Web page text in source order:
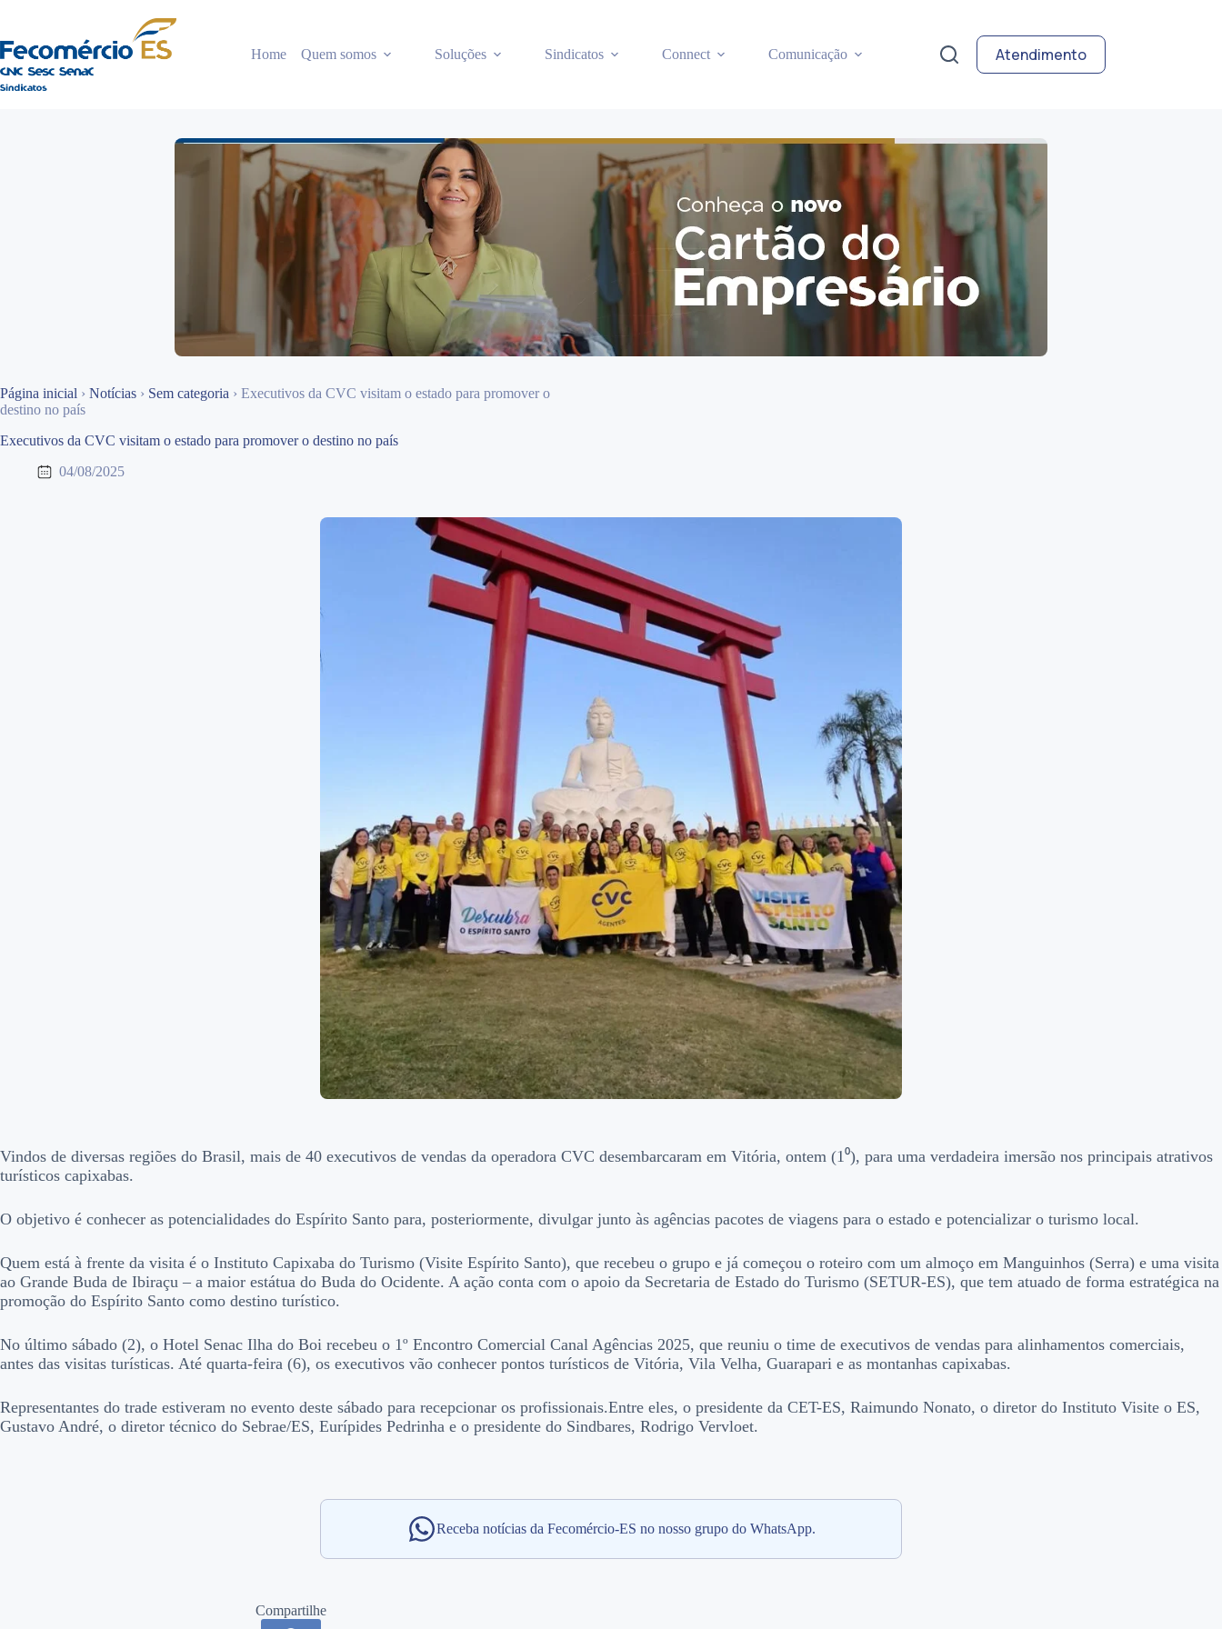
o
conteúdo
Home Quem somos Soluções Sindicatos Connect Comunicação Atendimento
Página inicial › Notícias › Sem categoria › Executivos da CVC visitam o estado para promover o
destino no país
Executivos da CVC visitam o estado para promover o destino no país
04/08/2025
Vindos de diversas regiões do Brasil, mais de 40 executivos de vendas da operadora CVC desembarcaram em Vitória, ontem (1⁰), para uma verdadeira imersão nos principais atrativos
turísticos capixabas.
O objetivo é conhecer as potencialidades do Espírito Santo para, posteriormente, divulgar junto às agências pacotes de viagens para o estado e potencializar o turismo local.
Quem está à frente da visita é o Instituto Capixaba do Turismo (Visite Espírito Santo), que recebeu o grupo e já começou o roteiro com um almoço em Manguinhos (Serra) e uma visita
ao Grande Buda de Ibiraçu – a maior estátua do Buda do Ocidente. A ação conta com o apoio da Secretaria de Estado do Turismo (SETUR-ES), que tem atuado de forma estratégica na
promoção do Espírito Santo como destino turístico.
No último sábado (2), o Hotel Senac Ilha do Boi recebeu o 1º Encontro Comercial Canal Agências 2025, que reuniu o time de executivos de vendas para alinhamentos comerciais,
antes das visitas turísticas. Até quarta-feira (6), os executivos vão conhecer pontos turísticos de Vitória, Vila Velha, Guarapari e as montanhas capixabas.
Representantes do trade estiveram no evento deste sábado para recepcionar os profissionais.Entre eles, o presidente da CET-ES, Raimundo Nonato, o diretor do Instituto Visite o ES,
Gustavo André, o diretor técnico do Sebrae/ES, Eurípides Pedrinha e o presidente do Sindbares, Rodrigo Vervloet.
Receba notícias da Fecomércio-ES no nosso grupo do WhatsApp.
Compartilhe